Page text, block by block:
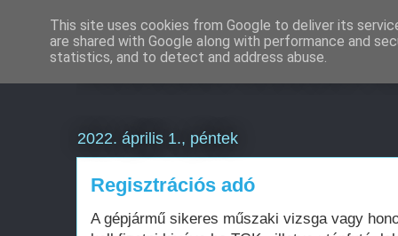
Weboldal készítés
2022. április 1., péntek
Regisztrációs adó
A gépjármű sikeres műszaki vizsga vagy
This site uses cookies from Google to deliver its
are shared with Google along with performance and
statistics, and to detect and address abuse.